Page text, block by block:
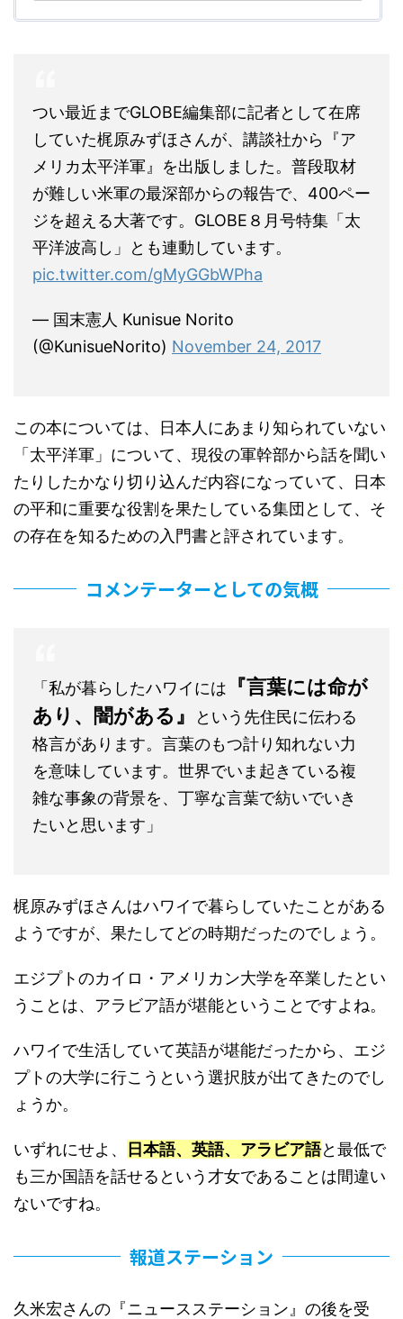
つい最近までGLOBE編集部に記者として在席
していた梶原みずほさんが、講談社から『ア
メリカ太平洋軍』を出版しました。普段取材
が難しい米軍の最深部からの報告で、400ペー
ジを超える大著です。GLOBE８月号特集「太
平洋波高し」とも連動しています。
pic.twitter.com/gMyGGbWPha
— 国末憲人 Kunisue Norito
(@KunisueNorito) November 24, 2017
この本については、日本人にあまり知られていない
「太平洋軍」について、現役の軍幹部から話を聞い
たりしたかなり切り込んだ内容になっていて、日本
の平和に重要な役割を果たしている集団として、そ
の存在を知るための入門書と評されています。
コメンテーターとしての気概
「私が暮らしたハワイには
『言葉には命が
あり、闇がある』
という先住民に伝わる
格言があります。言葉のもつ計り知れない力
を意味しています。世界でいま起きている複
雑な事象の背景を、丁寧な言葉で紡いでいき
たいと思います」
梶原みずほさんはハワイで暮らしていたことがある
ようですが、果たしてどの時期だったのでしょう。
エジプトのカイロ・アメリカン大学を卒業したとい
うことは、アラビア語が堪能ということですよね。
ハワイで生活していて英語が堪能だったから、エジ
プトの大学に行こうという選択肢が出てきたのでし
ょうか。
いずれにせよ、 日本語、英語、アラビア語と最低で
も三か国語を話せるという才女であることは間違い
ないですね。
報道ステーション
久米宏さんの『ニュースステーション』の後を受